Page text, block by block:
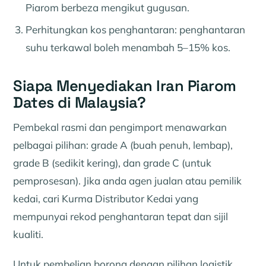
Piarom berbeza mengikut gugusan.
Perhitungkan kos penghantaran: penghantaran
suhu terkawal boleh menambah 5–15% kos.
Siapa Menyediakan Iran Piarom
Dates di Malaysia?
Pembekal rasmi dan pengimport menawarkan
pelbagai pilihan: grade A (buah penuh, lembap),
grade B (sedikit kering), dan grade C (untuk
pemprosesan). Jika anda agen jualan atau pemilik
kedai, cari Kurma Distributor Kedai yang
mempunyai rekod penghantaran tepat dan sijil
kualiti.